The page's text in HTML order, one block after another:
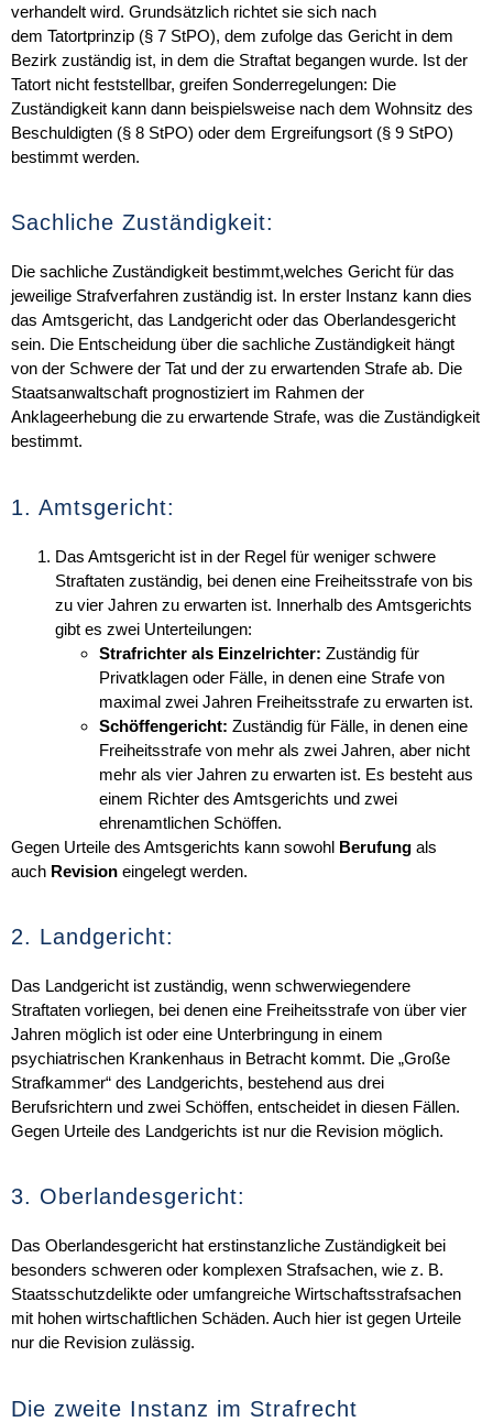
verhandelt wird. Grundsätzlich richtet sie sich nach
dem Tatortprinzip (§ 7 StPO), dem zufolge das Gericht in dem
Bezirk zuständig ist, in dem die Straftat begangen wurde. Ist der
Tatort nicht feststellbar, greifen Sonderregelungen: Die
Zuständigkeit kann dann beispielsweise nach dem Wohnsitz des
Beschuldigten (§ 8 StPO) oder dem Ergreifungsort (§ 9 StPO)
bestimmt werden.
Sachliche Zuständigkeit:
Die sachliche Zuständigkeit bestimmt,welches Gericht für das
jeweilige Strafverfahren zuständig ist. In erster Instanz kann dies
das Amtsgericht, das Landgericht oder das Oberlandesgericht
sein. Die Entscheidung über die sachliche Zuständigkeit hängt
von der Schwere der Tat und der zu erwartenden Strafe ab. Die
Staatsanwaltschaft prognostiziert im Rahmen der
Anklageerhebung die zu erwartende Strafe, was die Zuständigkeit
bestimmt.
1. Amtsgericht:
Das Amtsgericht ist in der Regel für weniger schwere
Straftaten zuständig, bei denen eine Freiheitsstrafe von bis
zu vier Jahren zu erwarten ist. Innerhalb des Amtsgerichts
gibt es zwei Unterteilungen:
Strafrichter als Einzelrichter: Zuständig für
Privatklagen oder Fälle, in denen eine Strafe von
maximal zwei Jahren Freiheitsstrafe zu erwarten ist.
Schöffengericht: Zuständig für Fälle, in denen eine
Freiheitsstrafe von mehr als zwei Jahren, aber nicht
mehr als vier Jahren zu erwarten ist. Es besteht aus
einem Richter des Amtsgerichts und zwei
ehrenamtlichen Schöffen.
Gegen Urteile des Amtsgerichts kann sowohl Berufung als
auch Revision eingelegt werden.
2. Landgericht:
Das Landgericht ist zuständig, wenn schwerwiegendere
Straftaten vorliegen, bei denen eine Freiheitsstrafe von über vier
Jahren möglich ist oder eine Unterbringung in einem
psychiatrischen Krankenhaus in Betracht kommt. Die „Große
Strafkammer“ des Landgerichts, bestehend aus drei
Berufsrichtern und zwei Schöffen, entscheidet in diesen Fällen.
Gegen Urteile des Landgerichts ist nur die Revision möglich.
3. Oberlandesgericht:
Das Oberlandesgericht hat erstinstanzliche Zuständigkeit bei
besonders schweren oder komplexen Strafsachen, wie z. B.
Staatsschutzdelikte oder umfangreiche Wirtschaftsstrafsachen
mit hohen wirtschaftlichen Schäden. Auch hier ist gegen Urteile
nur die Revision zulässig.
Die zweite Instanz im Strafrecht